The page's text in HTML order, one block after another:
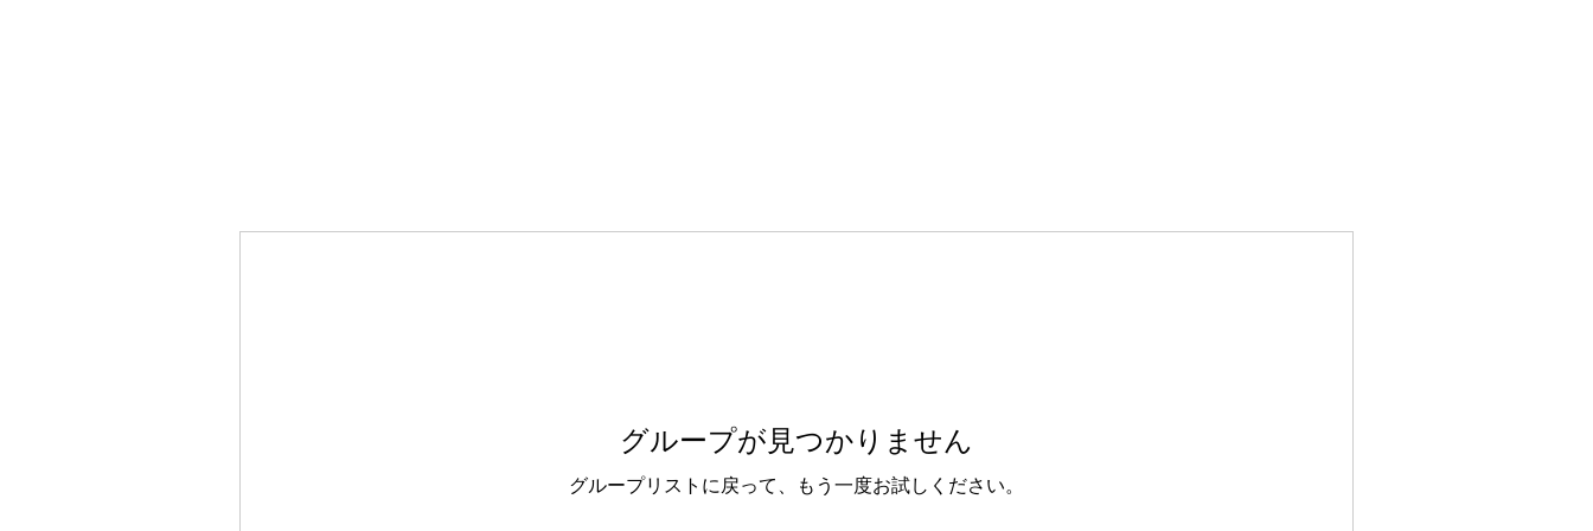
グループが見つかりません
グループリストに戻って、もう一度お試しください。